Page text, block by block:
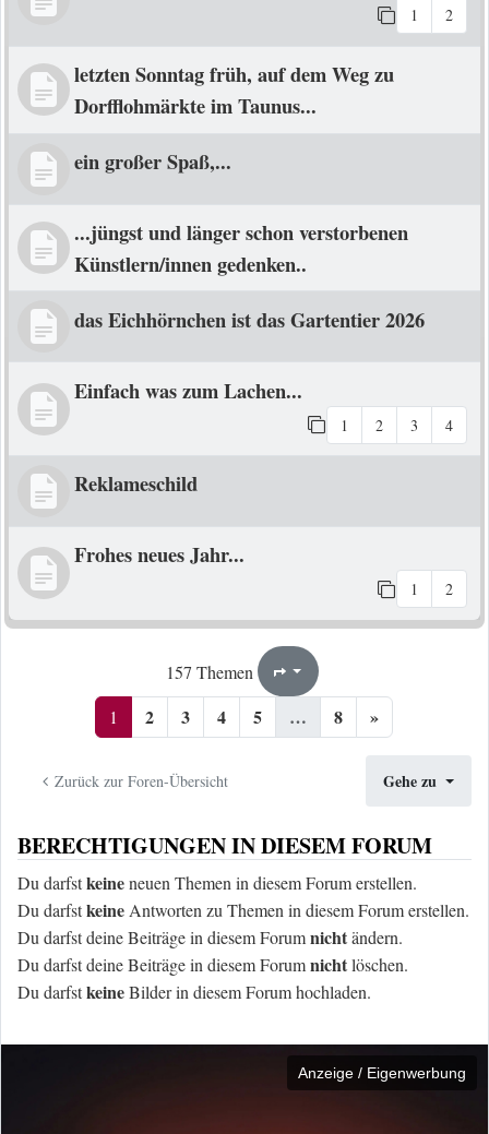
1 2
letzten Sonntag früh, auf dem Weg zu
Dorfflohmärkte im Taunus...
ein großer Spaß,...
...jüngst und länger schon verstorbenen
Künstlern/innen gedenken..
das Eichhörnchen ist das Gartentier 2026
Einfach was zum Lachen...
1 2 3 4
Reklameschild
Frohes neues Jahr...
1 2
157 Themen Seite1
1 2 3 4 5 … 8 »
Zurück zur Foren-Übersicht Gehe zu
BERECHTIGUNGEN IN DIESEM FORUM
Du darfstkeineneuen Themen in diesem Forum erstellen.
Du darfstkeine Antworten zu Themen in diesem Forum erstellen.
Du darfst deine Beiträge in diesem Forumnichtändern.
Du darfst deine Beiträge in diesem Forumnichtlöschen.
Du darfstkeineBilder in diesem Forum hochladen.
Anzeige / Eigenwerbung